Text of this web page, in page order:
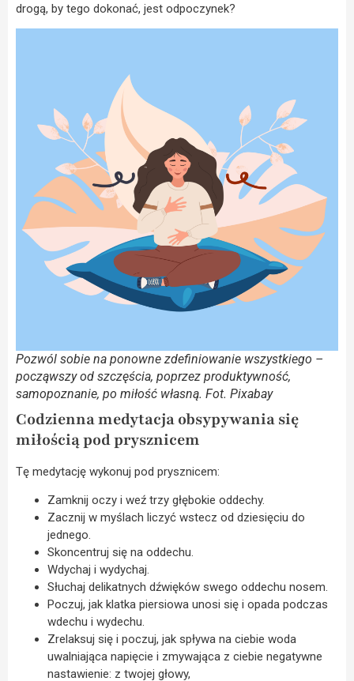
drogą, by tego dokonać, jest odpoczynek?
Pozwól sobie na ponowne zdefiniowanie wszystkiego –
począwszy od szczęścia, poprzez produktywność,
samopoznanie, po miłość własną. Fot. Pixabay
Codzienna medytacja obsypywania się
miłością pod prysznicem
Tę medytację wykonuj pod prysznicem:
Zamknij oczy i weź trzy głębokie oddechy.
Zacznij w myślach liczyć wstecz od dziesięciu do
jednego.
Skoncentruj się na oddechu.
Wdychaj i wydychaj.
Słuchaj delikatnych dźwięków swego oddechu nosem.
Poczuj, jak klatka piersiowa unosi się i opada podczas
wdechu i wydechu.
Zrelaksuj się i poczuj, jak spływa na ciebie woda
uwalniająca napięcie i zmywająca z ciebie negatywne
nastawienie: z twojej głowy,